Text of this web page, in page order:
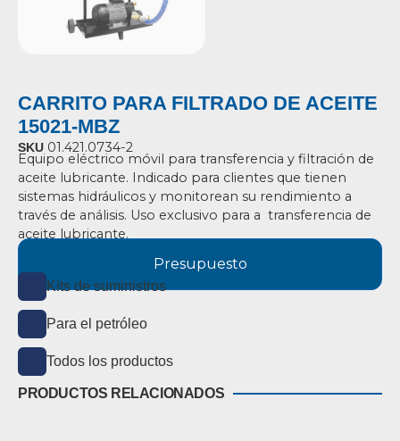
CARRITO PARA FILTRADO DE ACEITE
15021-MBZ
SKU 01.421.0734-2
Equipo eléctrico móvil para transferencia y filtración de
aceite lubricante. Indicado para clientes que tienen
sistemas hidráulicos y monitorean su rendimiento a
través de análisis. Uso exclusivo para a transferencia de
aceite lubricante.
Presupuesto
Kits de suministros
Para el petróleo
Todos los productos
PRODUCTOS RELACIONADOS